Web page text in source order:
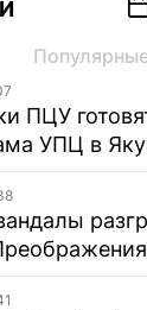
ПЦУ
УПЦ в